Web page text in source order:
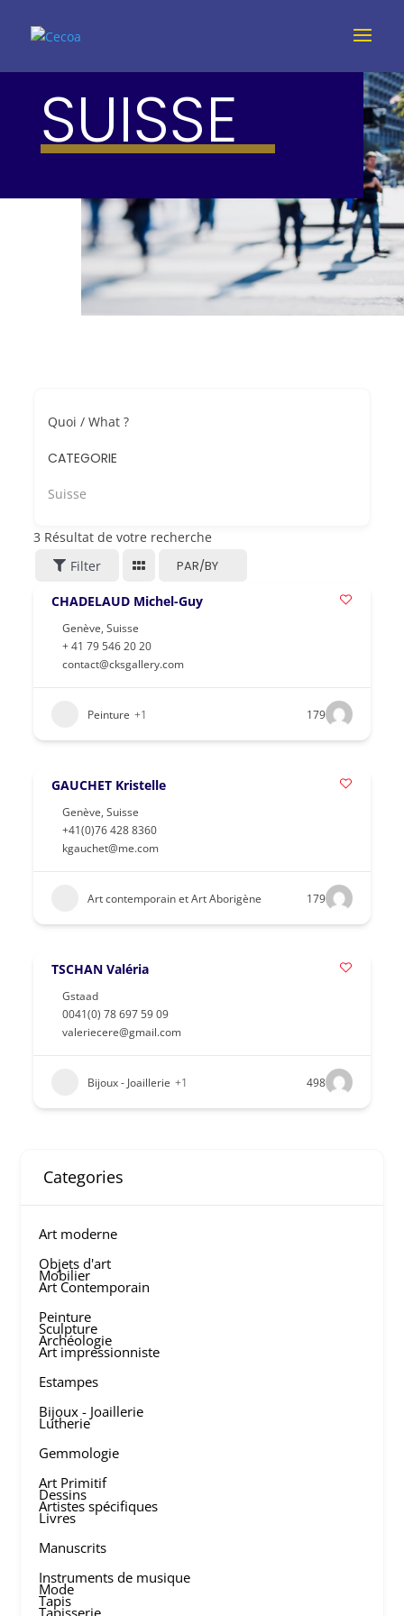
SUISSE
Quoi / What ?
CATEGORIE
Suisse
3 Résultat de votre recherche
Filter
PAR/BY
CHADELAUD Michel-Guy
Genève,Suisse
+ 41 79 546 20 20
contact@cksgallery.com
Peinture +1 179
GAUCHET Kristelle
Genève,Suisse
+41(0)76 428 8360
kgauchet@me.com
Art contemporain et Art Aborigène 179
TSCHAN Valéria
Gstaad
0041(0) 78 697 59 09
valeriecere@gmail.com
Bijoux - Joaillerie +1 498
Categories
Art moderne
Objets d'art
Mobilier
Art Contemporain
Peinture
Sculpture
Archéologie
Art impressionniste
Estampes
Bijoux - Joaillerie
Lutherie
Gemmologie
Art Primitif
Dessins
Artistes spécifiques
Livres
Manuscrits
Instruments de musique
Mode
Tapis
Tapisserie